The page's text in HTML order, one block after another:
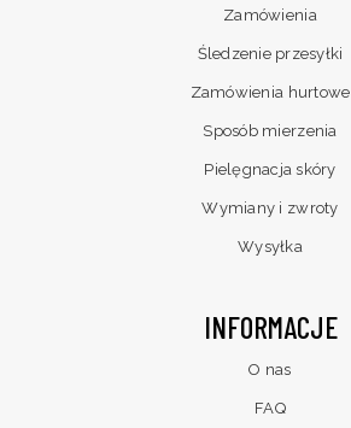
Zamówienia
Śledzenie przesyłki
Zamówienia hurtowe
Sposób mierzenia
Pielęgnacja skóry
Wymiany i zwroty
Wysyłka
INFORMACJE
O nas
FAQ